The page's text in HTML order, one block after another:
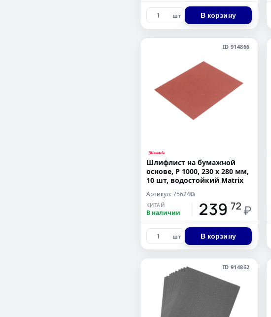
шт В корзину
ID 914866
Шлифлист на бумажной
основе, P 1000, 230 х 280 мм,
10 шт, водостойкий Matrix
Артикул: 75624⧉
КИТАЙ
В наличии 239 72 ₽
шт В корзину
ID 914862